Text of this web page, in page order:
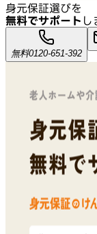
身元保証選びを
無料でサポート し
無料0120-651-392